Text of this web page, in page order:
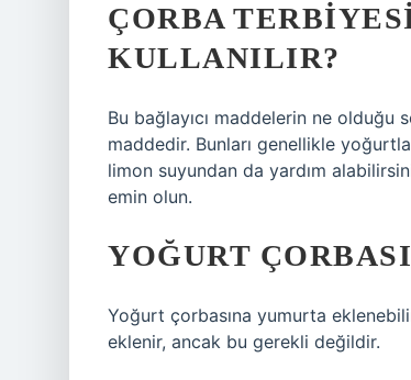
ÇORBA
KULLANILIR?
Bu bağlayıcı maddelerin ne olduğu
maddedir. Bunları genellikle
limon suyundan da yardım
emin olun.
YOĞURT
Yoğurt çorbasına yumurta
eklenir, ancak bu gerekli değildir.